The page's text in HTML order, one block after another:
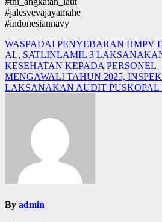
#jalesvevajayamahe
#indonesiannavy
Post
navigation
WASPADAI PENYEBARAN HMPV
AL, SATLINLAMIL 3
KESEHATAN KEPADA PERSONEL
MENGAWALI TAHUN 2025,
LAKSANAKAN AUDIT
By admin